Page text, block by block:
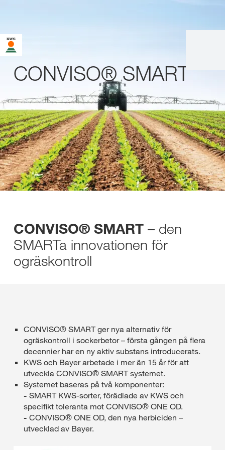
CONVISO® SMART
CONVISO® SMART – den
SMARTa innovationen för
ogräskontroll
CONVISO® SMART ger nya alternativ för
ogräskontroll i sockerbetor – första gången på flera
decennier har en ny aktiv substans introducerats.
KWS och Bayer arbetade i mer än 15 år för att
utveckla CONVISO® SMART systemet.
Systemet baseras på två komponenter:
- SMART KWS-sorter, förädlade av KWS och
specifikt toleranta mot CONVISO® ONE OD.
- CONVISO® ONE OD, den nya herbiciden –
utvecklad av Bayer.